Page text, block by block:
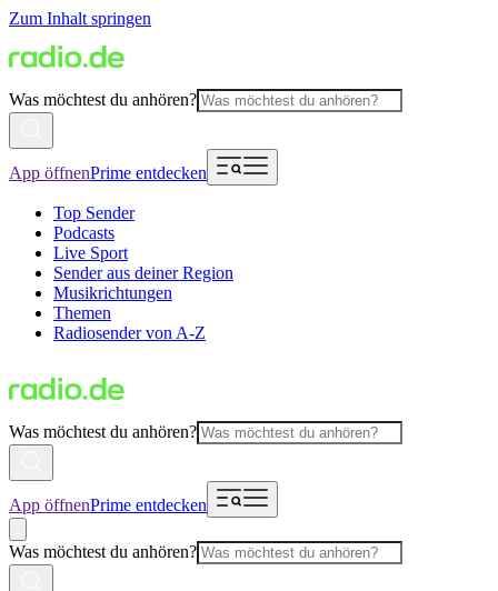
Zum Inhalt springen
Was möchtest du anhören?
App öffnenPrime entdecken
Top Sender
Podcasts
Live Sport
Sender aus deiner Region
Musikrichtungen
Themen
Radiosender von A-Z
Was möchtest du anhören?
App öffnenPrime entdecken
Was möchtest du anhören?